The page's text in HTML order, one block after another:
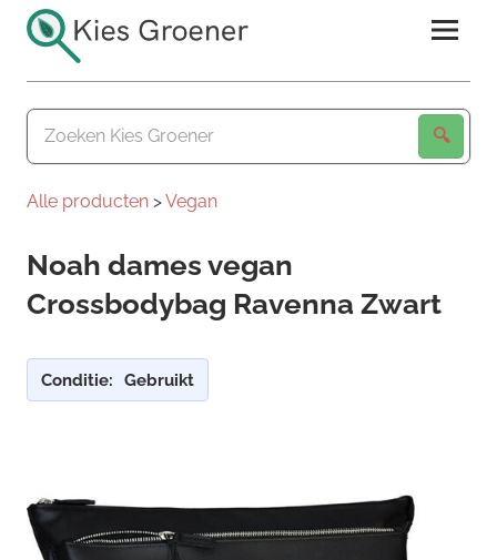
naar
inhoudKies
Groener
Alle producten >Vegan
Noah dames vegan
Crossbodybag Ravenna Zwart
Conditie: Gebruikt